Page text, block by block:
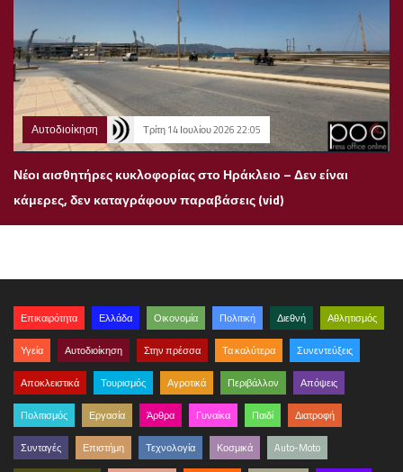
Αυτοδιοίκηση Τρίτη 14 Ιουλίου 2026 22:05
Νέοι αισθητήρες κυκλοφορίας στο Ηράκλειο – Δεν είναι
κάμερες, δεν καταγράφουν παραβάσεις (vid)
Επικαιρότητα Ελλάδα Οικονομία Πολιτική Διεθνή Αθλητισμός
Υγεία Αυτοδιοίκηση Στην πρέσσα Τα καλύτερα Συνεντεύξεις
Αποκλειστικά Τουρισμός Αγροτικά Περιβάλλον Απόψεις
Πολιτισμός Εργασία Άρθρα Γυναίκα Παιδί Διατροφή
Συνταγές Επιστήμη Τεχνολογία Κοσμικά Auto-Moto